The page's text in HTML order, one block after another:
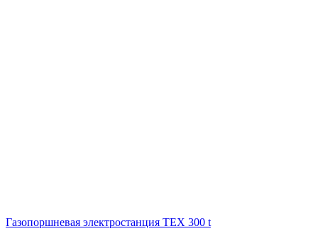
Газопоршневая электростанция ТЕХ 300 t